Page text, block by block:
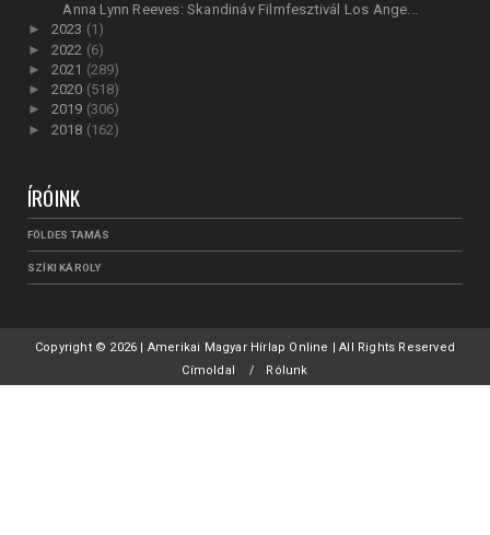
Anna Lynn Reeves: Skandináv Filmfesztivál Los Ange...
► 2023 (1)
► 2022 (6)
► 2021 (289)
► 2020 (518)
► 2019 (306)
► 2018 (162)
ÍRÓINK
FÖLDES TAMÁS
SZÍKI KÁROLY
Copyright © 2026 | Amerikai Magyar Hírlap Online | All Rights Reserved
Címoldal
Rólunk